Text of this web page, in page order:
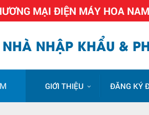
MẠI ĐIỆN MÁY HOA NAM
NHÀ NHẬP KHẨU &
GIỚI THIỆU ĐĂNG KÝ